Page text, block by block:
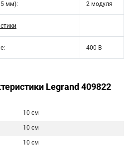
мм): 2 модуля
400 В
Legrand 409822
10 см
10 см
10 см